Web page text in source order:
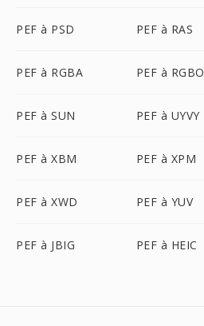
PEF à PSD PEF à RAS
PEF à RGBA PEF à RGBO
PEF à SUN PEF à UYVY
PEF à XBM PEF à XPM
PEF à XWD PEF à YUV
PEF à JBIG PEF à HEIC